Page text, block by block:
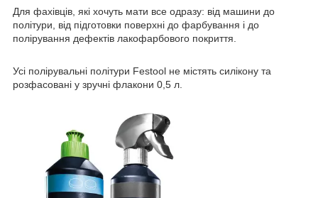
Для фахівців, які хочуть мати все одразу: від машини до
політури, від підготовки поверхні до фарбування і до
полірування дефектів лакофарбового покриття.
Усі полірувальні політури Festool не містять силікону та
розфасовані у зручні флакони 0,5 л.